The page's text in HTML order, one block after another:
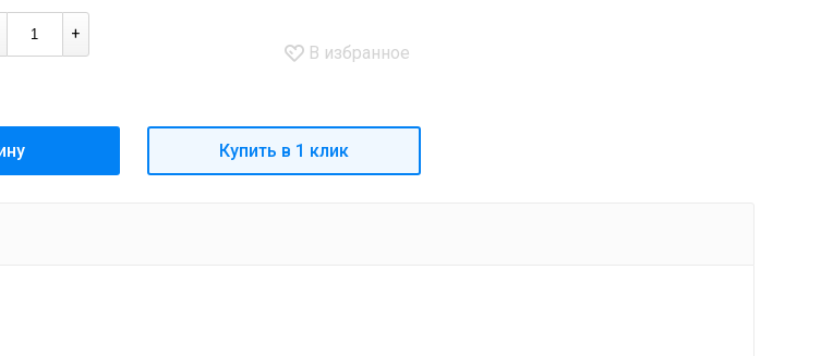
+
В избранное
Купить в 1 клик